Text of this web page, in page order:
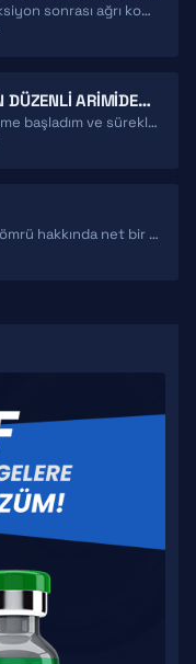
Merhaba Burak hocam. Öncelikle enjeksiyon sonrası ağrı konunuzu okudumda geldim fakat kafama yatmayan bazı durumlar var…
E2 KONTROL ALTINDA TUTMAK IÇIN DÜZENLI ARIMIDEX ALIMI HK.
Merhabalar hocam, ilk enjeksiyon kürüme başladım ve sürekli E2 ölçtürmenin sürdürülebilirliği sağlamak adına iyi olmadığından her…
Merhaba, Burak hocam yk11 yarılanma ömrü hakkında net bir bilgi bulamadım. Sizce nedir, ne kadar sürede…